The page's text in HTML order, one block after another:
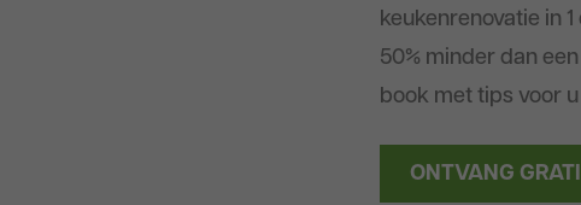
keukenrenovatie in
50% minder dan
book met tips voor
ONTVANG